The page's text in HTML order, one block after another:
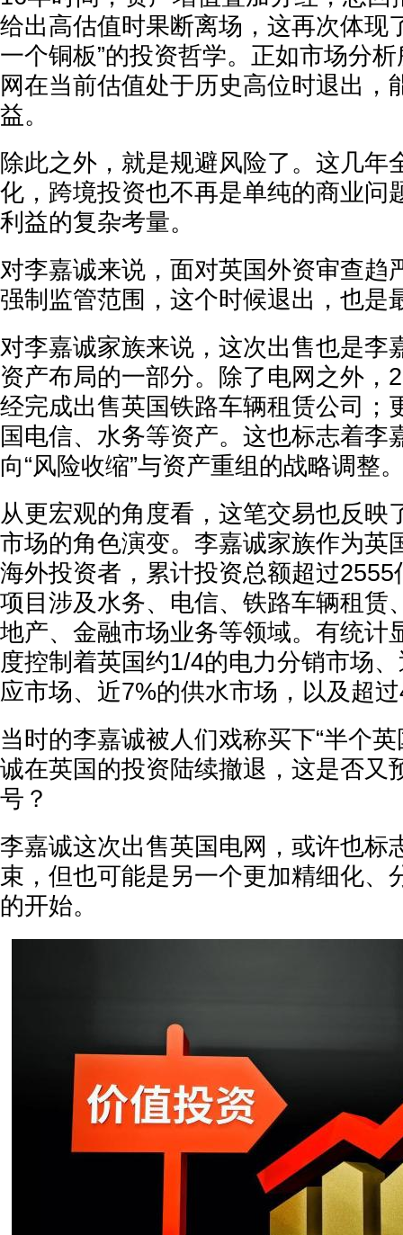
给出高估值时果断离场，这再次体现
一个铜板”的投资哲学。正如市场分
网在当前估值处于历史高位时退出，
益。
除此之外，就是规避风险了。这几年
化，跨境投资也不再是单纯的商业问
利益的复杂考量。
对李嘉诚来说，面对英国外资审查趋
强制监管范围，这个时候退出，也是
对李嘉诚家族来说，这次出售也是李
资产布局的一部分。除了电网之外，
经完成出售英国铁路车辆租赁公司；
国电信、水务等资产。这也标志着李
向“风险收缩”与资产重组的战略调整
从更宏观的角度看，这笔交易也反映
市场的角色演变。李嘉诚家族作为英
海外投资者，累计投资总额超过
项目涉及水务、电信、铁路车辆租赁
地产、金融市场业务等领域。有统计
度控制着英国约1/4的电力分销市场
应市场、近7%的供水市场，以及超
当时的李嘉诚被人们戏称买下“半个
诚在英国的投资陆续撤退，这是否又
号？
李嘉诚这次出售英国电网，或许也标
束，但也可能是另一个更加精细化、
的开始。